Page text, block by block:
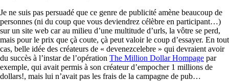
Je ne suis pas persuadé que ce genre de publicité amène beaucoup de
personnes (ni du coup que vous deviendrez célèbre en participant…)
sur un site web car au milieu d’une multitude d’urls, la vôtre se perd,
mais pour le prix que çà coute, çà peut valoir le coup d’essayer. En tout
cas, belle idée des créateurs de « devenezcelebre » qui devraient avoir
du succès à l’instar de l’opération The Million Dollar Hompage par
exemple, qui avait permis à son créateur d’empocher 1 millions de
dollars!, mais lui n’avait pas les frais de la campagne de pub…